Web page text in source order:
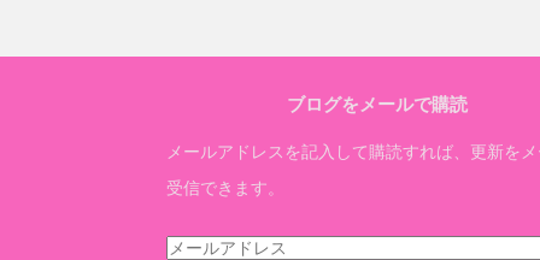
ブログをメールで購読
メールアドレスを記入して購読すれば、更新を
受信できます。
メ